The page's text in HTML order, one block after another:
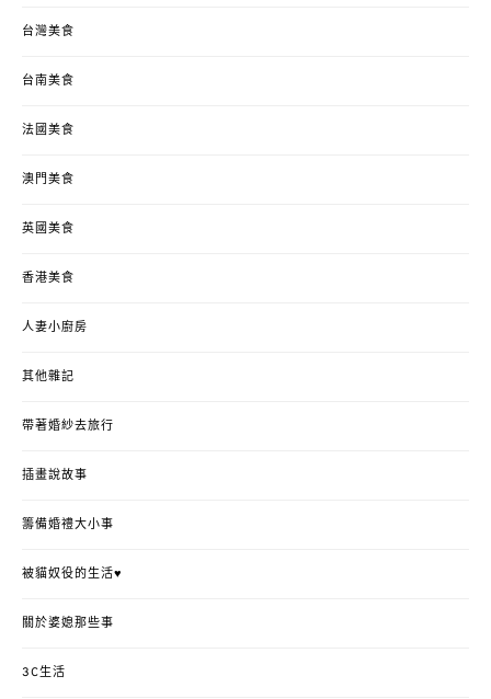
台灣美食
台南美食
法國美食
澳門美食
英國美食
香港美食
人妻小廚房
其他雜記
帶著婚紗去旅行
插畫說故事
籌備婚禮大小事
被貓奴役的生活♥
關於婆媳那些事
3C生活